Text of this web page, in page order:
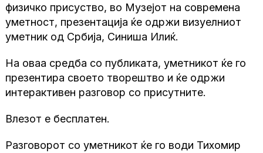
физичко присуство, во Музејот на современа
уметност, презентација ќе одржи визуелниот
уметник од Србија, Синиша Илиќ.
На оваа средба со публиката, уметникот ќе го
презентира своето творештво и ќе одржи
интерактивен разговор со присутните.
Влезот е бесплатен.
Разговорот со уметникот ќе го води Тихомир